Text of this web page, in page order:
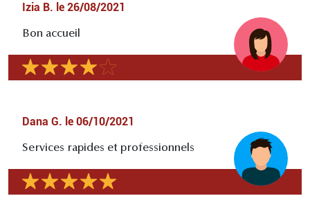
Izia B. le 26/08/2021
Bon accueil
Dana G. le 06/10/2021
Services rapides et professionnels